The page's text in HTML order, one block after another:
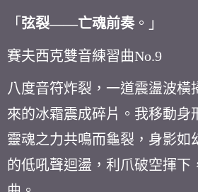
「 弦裂——亡魂前奏。」
賽夫西克雙音練習曲No.9
八度音符炸裂，一道震盪波橫
來的冰霜震成碎片。我移動身
靈魂之力共鳴而龜裂，身影如
的低吼聲迴盪，利爪破空揮下